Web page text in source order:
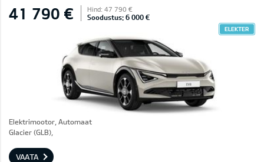
41 790 € Hind: 47 790 €
Soodustus: 6 000 €
ELEKTER
Elektrimootor, Automaat
Glacier (GLB),
VAATA